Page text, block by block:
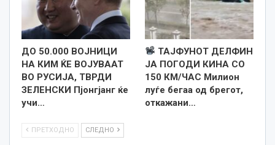
ДО 50.000 ВОЈНИЦИ
НА КИМ ЌЕ ВОЈУВААТ
ВО РУСИЈА, ТВРДИ
ЗЕЛЕНСКИ Пјонгјанг ќе
учи…
ТАЈФУНОТ ДЕЛФИН
JA ПОГОДИ КИНА СО
150 КМ/ЧАС Милион
луѓе бегаа од брегот,
откажани…
ПРЕТХОДНО СЛЕДНО